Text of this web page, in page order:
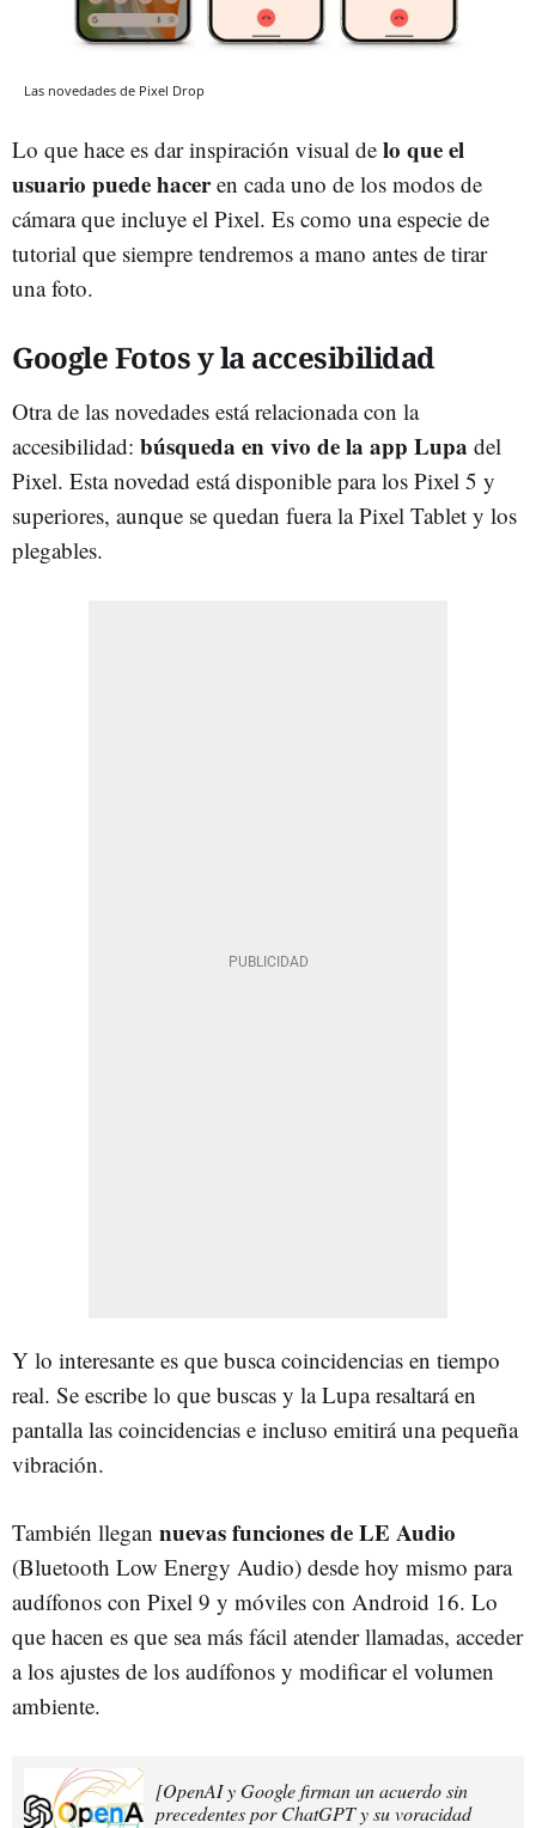
Las novedades de Pixel Drop
Lo que hace es dar inspiración visual de lo que el
usuario puede haceren cada uno de los modos de
cámara que incluye el Pixel. Es como una especie de
tutorial que siempre tendremos a mano antes de tirar
una foto.
Google Fotos y la accesibilidad
Otra de las novedades está relacionada con la
accesibilidad: búsqueda en vivo de la app Lupa del
Pixel. Esta novedad está disponible para los Pixel 5 y
superiores, aunque se quedan fuera la Pixel Tablet y los
plegables.
Y lo interesante es que busca coincidencias en tiempo
real. Se escribe lo que buscas y la Lupa resaltará en
pantalla las coincidencias e incluso emitirá una pequeña
vibración.
También llegan nuevas funciones de LE Audio
(Bluetooth Low Energy Audio) desde hoy mismo para
audífonos con Pixel 9 y móviles con Android 16. Lo
que hacen es que sea más fácil atender llamadas, acceder
a los ajustes de los audífonos y modificar el volumen
ambiente.
[OpenAI y Google firman un acuerdo sin
precedentes por ChatGPT y su voracidad